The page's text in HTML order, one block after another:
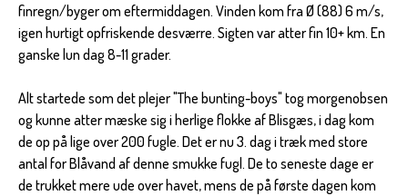
finregn/byger om eftermiddagen. Vinden kom fra Ø (88) 6 m/s,
igen hurtigt opfriskende desværre. Sigten var atter fin 10+ km. En
ganske lun dag 8-11 grader.
Alt startede som det plejer "The bunting-boys" tog morgenobsen
og kunne atter mæske sig i herlige flokke af Blisgæs, i dag kom
de op på lige over 200 fugle. Det er nu 3. dag i træk med store
antal for Blåvand af denne smukke fugl. De to seneste dage er
de trukket mere ude over havet, mens de på første dagen kom